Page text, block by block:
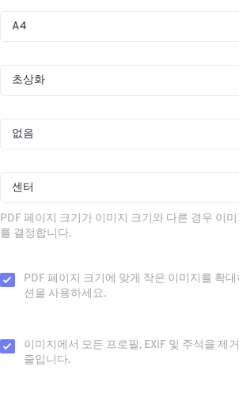
A4
초상화
없음
센터
PDF 페이지 크기가 이미지 크기와 다른 경우 이
를 결정합니다.
PDF 페이지 크기에 맞게 작은 이미지를 확
션을 사용하세요.
이미지에서 모든 프로필, EXIF ​​및 주석을 제
줄입니다.